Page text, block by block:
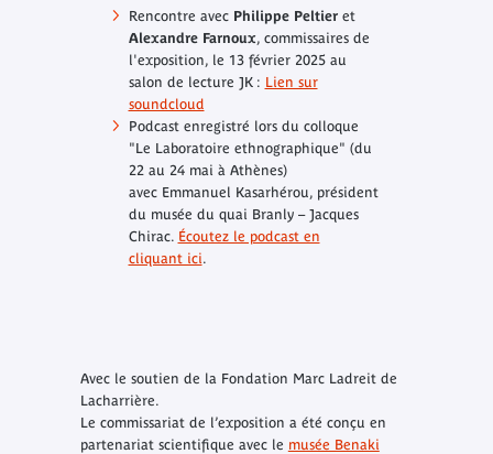
Rencontre avecPhilippe Peltier et
Alexandre Farnoux, commissaires de
l'exposition, le 13 février 2025 au
salon de lecture JK : Lien sur
soundcloud
Podcast enregistré lors du colloque
"Le Laboratoire ethnographique" (du
22 au 24 mai à Athènes)
avec Emmanuel Kasarhérou, président
du musée du quai Branly – Jacques
Chirac. Écoutez le podcast en
cliquant ici.
Avec le soutien de la Fondation Marc Ladreit de
Lacharrière.
Le commissariat de l’exposition a été conçu en
partenariat scientifique avec le musée Benaki